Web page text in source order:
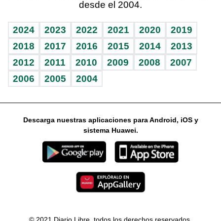
Vida y familia
Eñe
Celebrando la vida
Sin complejos
En pocas palabras
Escuchando al corazón
Economía Personal
Consulta Libre
BRV
TBT Deportivo
Ágora
Guía del dinero
Horóscopos
desde el 2004.
2024 2023 2022 2021 2020
2019
2018
2017 2016 2015 2014
2013
2012
2011 2010 2009 2008
2007
2006
2005 2004
Descarga nuestras aplicaciones para Android, iOS y
sistema Huawei.
© 2021 Diario Libre, todos los derechos reservados.